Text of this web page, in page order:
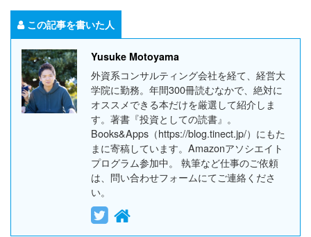
この記事を書いた人
Yusuke Motoyama
外資系コンサルティング会社を経て、経営大
学院に勤務。年間300冊読むなかで、絶対に
オススメできる本だけを厳選して紹介しま
す。著書『投資としての読書』。
Books&Apps（https://blog.tinect.jp/）にもた
まに寄稿しています。Amazonアソシエイト
プログラム参加中。 執筆など仕事のご依頼
は、問い合わせフォームにてご連絡くださ
い。